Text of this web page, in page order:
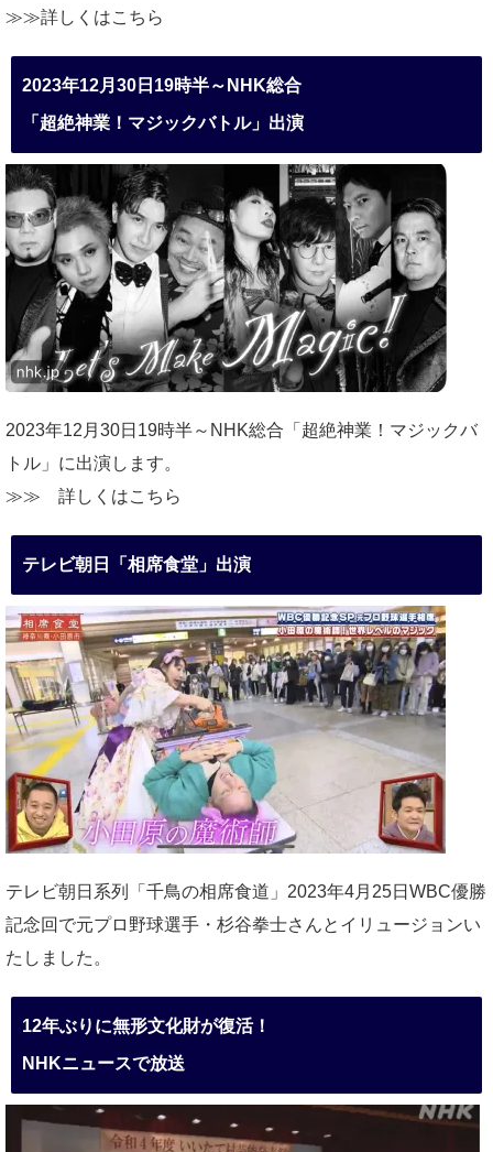
≫≫詳しくはこちら
2023年12月30日19時半～NHK総合
「超絶神業！マジックバトル」出演
2023年12月30日19時半～NHK総合「超絶神業！マジックバ
トル」に出演します。
≫≫ 詳しくはこちら
テレビ朝日「相席食堂」出演
テレビ朝日系列「千鳥の相席食道」2023年4月25日WBC優勝
記念回で元プロ野球選手・杉谷拳士さんとイリュージョンい
たしました。
12年ぶりに無形文化財が復活！
NHKニュースで放送